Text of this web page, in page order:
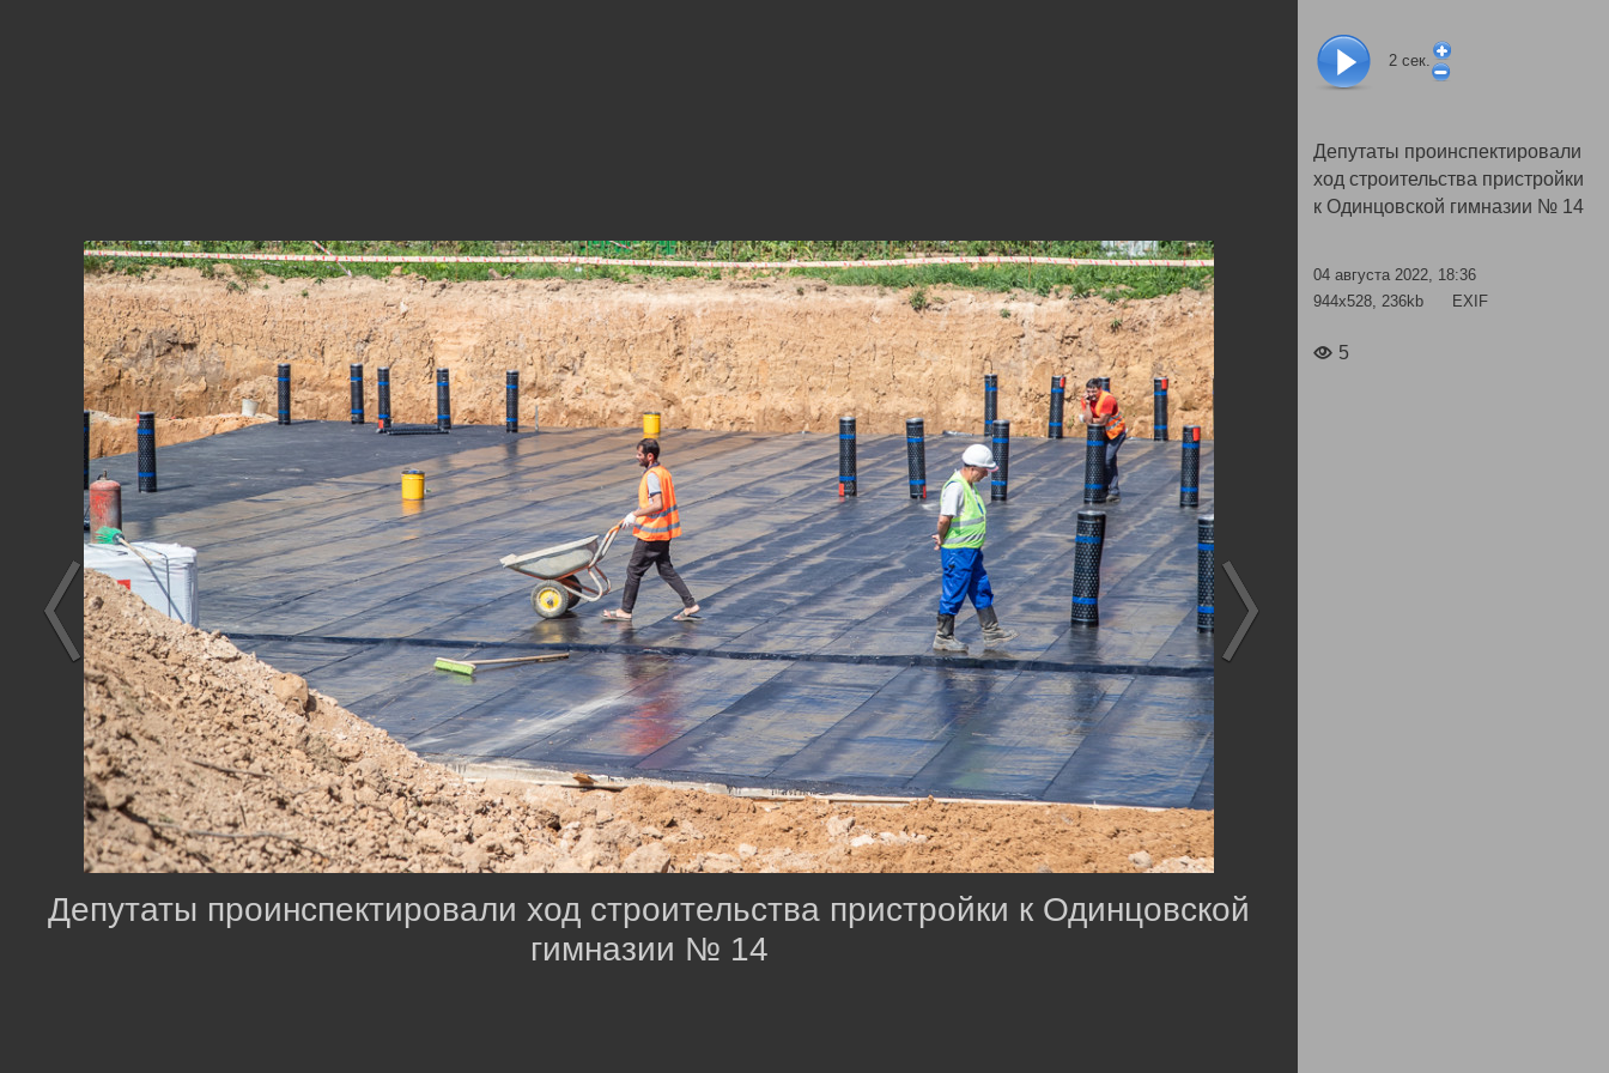
2 сек.
Депутаты проинспектировали
ход строительства пристройки
к Одинцовской гимназии № 14
04 августа 2022, 18:36
944x528, 236kb
EXIF
5
Депутаты проинспектировали ход строительства пристройки к Одинцовской
гимназии № 14